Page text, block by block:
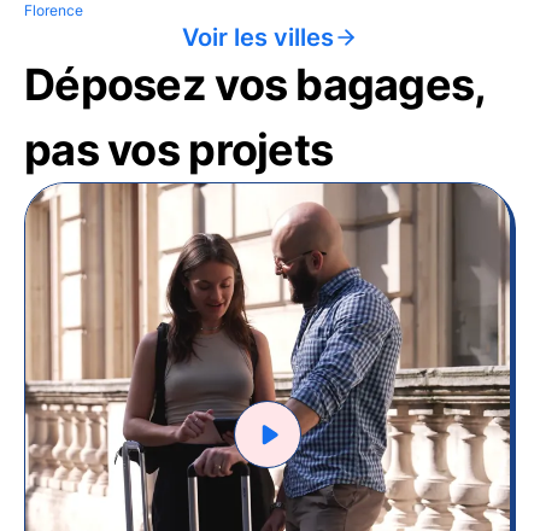
Florence
Voir les villes
Déposez vos bagages,
pas vos projets